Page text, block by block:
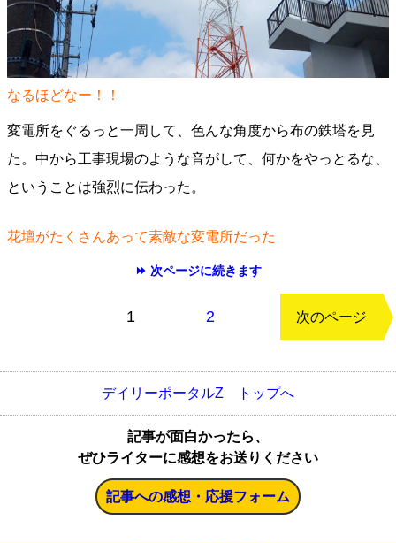
なるほどなー！！
変電所をぐるっと一周して、色んな角度から布の鉄塔を見
た。中から工事現場のような音がして、何かをやっとるな、
ということは強烈に伝わった。
花壇がたくさんあって素敵な変電所だった
⏩ 次ページに続きます
1 2 次のページ
デイリーポータルZ トップへ
記事が面白かったら、
ぜひライターに感想をお送りください
記事への感想・応援フォーム